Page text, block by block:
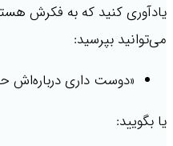
یادآوری کنید که به فکرش
می‌توانید بپرسید:
«دوست داری درباره‌اش
یا بگویید: